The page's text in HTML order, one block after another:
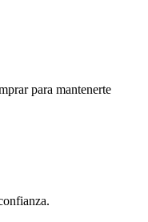
para mantenerte